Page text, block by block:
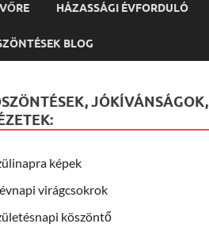
HÁZASSÁGI ÉVFORDULÓ
BLOG
JÓKÍVÁNSÁGOK,
képek
virágcsokrok
köszöntő